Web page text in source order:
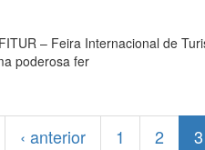
– Feira Internacional de
poderosa fer
‹ anterior 1 2 3